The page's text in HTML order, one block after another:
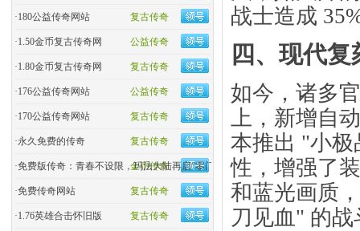
复古传奇
·180公益传奇网站
公益传奇
·1.50金币复古传奇网
复古传奇
·1.80金币复古传奇网
公益传奇
·176公益传奇网站
复古传奇
·170公益传奇网站
复古传奇
·永久免费的传奇
金币传奇
·免费版传奇：青春不设限，玛法大陆再启“零门槛”热血
复古传奇
·免费传奇网站
复古传奇
·1.76英雄合击怀旧版
战士造成
四、现代
如今，诸多
上，新增自
本推出 "小极
性，增强了
和蓝光画质
刀见血" 的